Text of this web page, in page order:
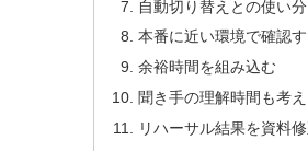
自動切り替えとの使い
本番に近い環境で確認す
余裕時間を組み込む
聞き手の理解時間も考え
リハーサル結果を資料